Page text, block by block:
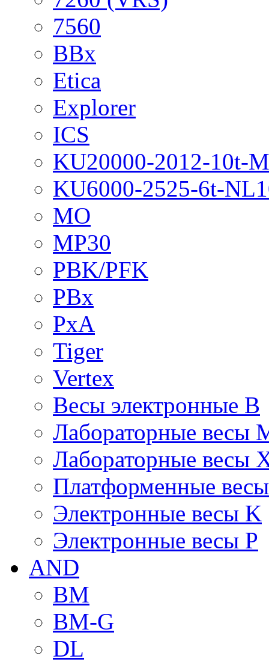
7560
BBx
Etica
Explorer
ICS
KU20000-2012-10t-
KU6000-2525-6t-
MO
MP30
PBK/PFK
PBx
PxA
Tiger
Vertex
Весы электронные B
Лабораторные весы
Лабораторные весы
Платформенные
Электронные весы K
Электронные весы P
AND
BM
BM-G
DL